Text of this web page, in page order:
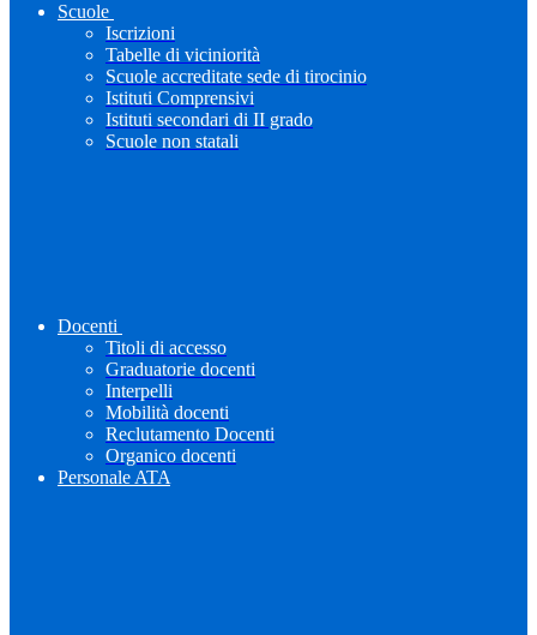
Scuole
Iscrizioni
Tabelle di viciniorità
Scuole accreditate sede di tirocinio
Istituti Comprensivi
Istituti secondari di II grado
Scuole non statali
Docenti
Titoli di accesso
Graduatorie docenti
Interpelli
Mobilità docenti
Reclutamento Docenti
Organico docenti
Personale ATA